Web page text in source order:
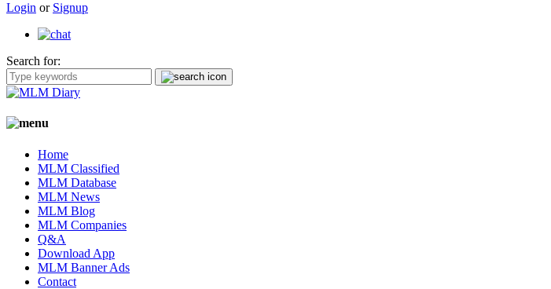
Login or Signup
Search for:
Home
MLM Classified
MLM Database
MLM News
MLM Blog
MLM Companies
Q&A
Download App
MLM Banner Ads
Contact